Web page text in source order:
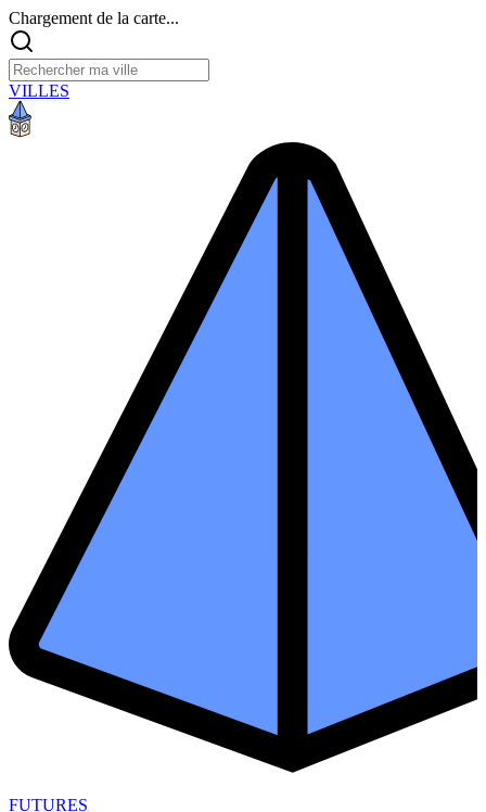
Chargement de la carte...
VILLES
FUTURES